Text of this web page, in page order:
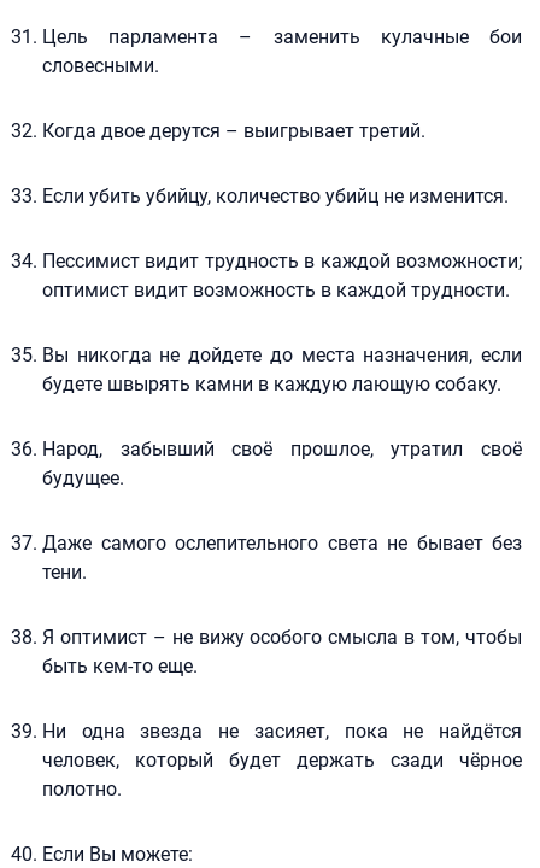
Цель парламента – заменить кулачные бои
словесными.
Когда двое дерутся – выигрывает третий.
Если убить убийцу, количество убийц не изменится.
Пессимист видит трудность в каждой возможности;
оптимист видит возможность в каждой трудности.
Вы никогда не дойдете до места назначения, если
будете швырять камни в каждую лающую собаку.
Народ, забывший своё прошлое, утратил своё
будущее.
Даже самого ослепительного света не бывает без
тени.
Я оптимист – не вижу особого смысла в том, чтобы
быть кем-то еще.
Ни одна звезда не засияет, пока не найдётся
человек, который будет держать сзади чёрное
полотно.
Если Вы можете: